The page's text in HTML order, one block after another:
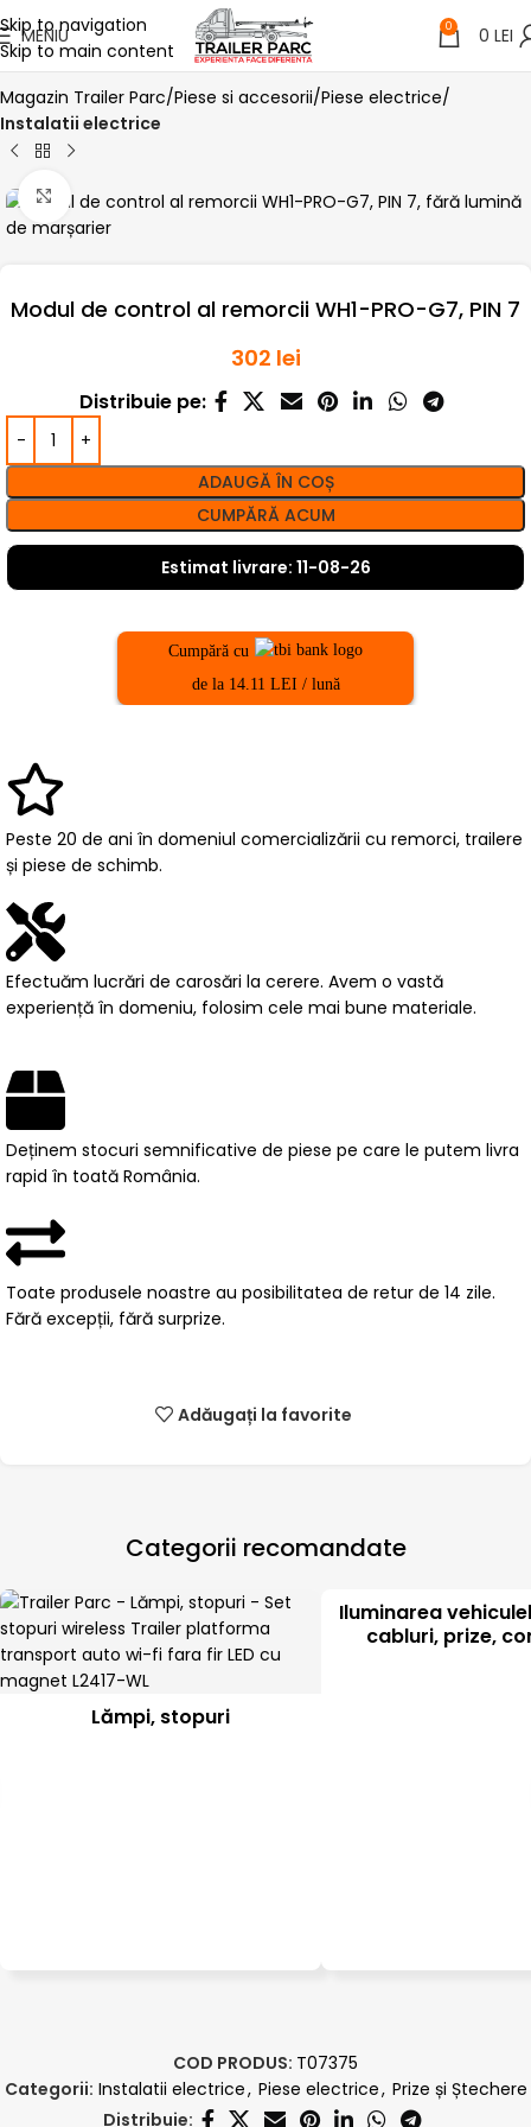
Skip to navigation
Skip to main content
MENIU 0 0 LEI
Magazin Trailer Parc Piese si accesorii Piese electrice
Instalatii electrice
Click pentru a mari
Modul de control al remorcii WH1-PRO-G7, PIN 7
302 lei
Distribuie pe:
ADAUGĂ ÎN COȘ
CUMPĂRĂ ACUM
Estimat livrare: 11-08-26
Cumpără cu
de la 14.11 LEI / lună
Peste 20 de ani în domeniul comercializării cu remorci, trailere
și piese de schimb.
Efectuăm lucrări de carosări la cerere. Avem o vastă
experiență în domeniu, folosim cele mai bune materiale.
Deținem stocuri semnificative de piese pe care le putem livra
rapid în toată România.
Toate produsele noastre au posibilitatea de retur de 14 zile.
Fără excepții, fără surprize.
Adăugați la favorite
Categorii recomandate
Lămpi, stopuri
Iluminarea
cabluri, prize,
COD PRODUS: T07375
Categorii: Instalatii electrice, Piese electrice, Prize și Ștechere
Distribuie: